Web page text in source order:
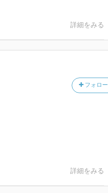
詳細をみる
フォロー
詳細をみる